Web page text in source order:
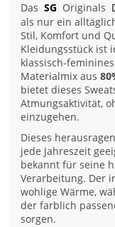
Das SG Originals
als nur ein
Stil, Komfort und
Kleidungsstück ist
klassisch-
Materialmix aus
bietet dieses
Atmungsaktivität,
einzugehen.
Dieses
jede Jahreszeit
bekannt für seine
Verarbeitung. Der
wohlige Wärme,
der farblich
sorgen.